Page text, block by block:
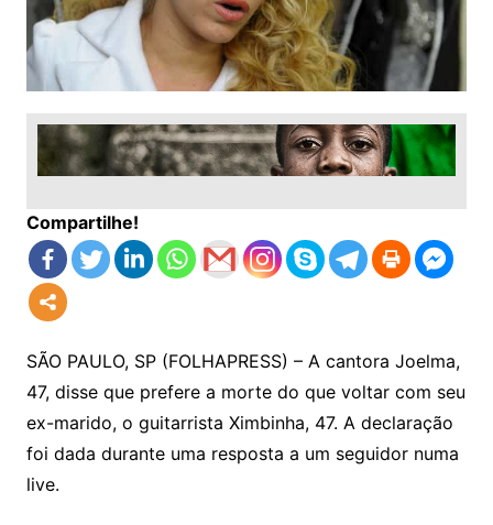
Compartilhe!
SÃO PAULO, SP (FOLHAPRESS) – A cantora Joelma,
47, disse que prefere a morte do que voltar com seu
ex-marido, o guitarrista Ximbinha, 47. A declaração
foi dada durante uma resposta a um seguidor numa
live.